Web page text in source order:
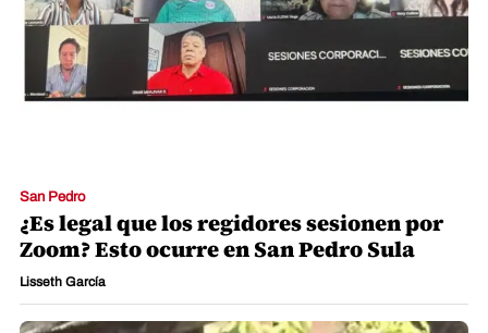
San Pedro
¿Es legal que los regidores sesionen por
Zoom? Esto ocurre en San Pedro Sula
Lisseth García